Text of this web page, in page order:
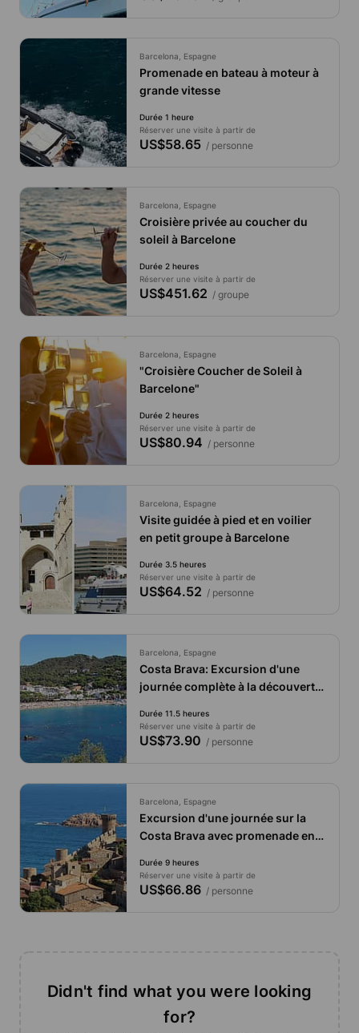
Barcelona, Espagne
Promenade en bateau à moteur à
grande vitesse
Durée 1 heure
Réserver une visite à partir de
US$58.65/ personne
Barcelona, Espagne
Croisière privée au coucher du
soleil à Barcelone
Durée 2 heures
Réserver une visite à partir de
US$451.62 / groupe
Barcelona, Espagne
"Croisière Coucher de Soleil à
Barcelone"
Durée 2 heures
Réserver une visite à partir de
US$80.94 / personne
Barcelona, Espagne
Visite guidée à pied et en voilier
en petit groupe à Barcelone
Durée 3.5 heures
Réserver une visite à partir de
US$64.52 / personne
Barcelona, Espagne
Costa Brava: Excursion d'une
journée complète à la découverte
Durée 11.5 heures
Réserver une visite à partir de
US$73.90 / personne
Barcelona, Espagne
Excursion d'une journée sur la
Costa Brava avec promenade en
Durée 9 heures
Réserver une visite à partir de
US$66.86/ personne
Didn't find what you were looking
for?